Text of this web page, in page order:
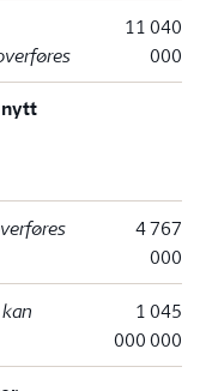
11 040
000
4 767
000
kan
1 045
000 000